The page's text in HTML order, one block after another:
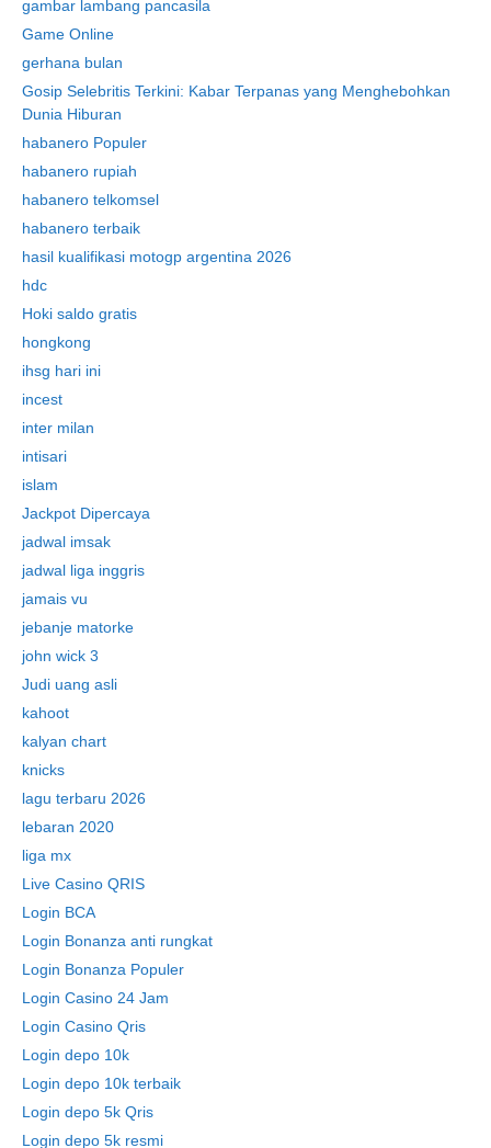
gambar lambang pancasila
Game Online
gerhana bulan
Gosip Selebritis Terkini: Kabar Terpanas yang Menghebohkan
Dunia Hiburan
habanero Populer
habanero rupiah
habanero telkomsel
habanero terbaik
hasil kualifikasi motogp argentina 2026
hdc
Hoki saldo gratis
hongkong
ihsg hari ini
incest
inter milan
intisari
islam
Jackpot Dipercaya
jadwal imsak
jadwal liga inggris
jamais vu
jebanje matorke
john wick 3
Judi uang asli
kahoot
kalyan chart
knicks
lagu terbaru 2026
lebaran 2020
liga mx
Live Casino QRIS
Login BCA
Login Bonanza anti rungkat
Login Bonanza Populer
Login Casino 24 Jam
Login Casino Qris
Login depo 10k
Login depo 10k terbaik
Login depo 5k Qris
Login depo 5k resmi